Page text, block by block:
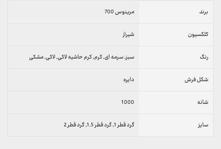
برند مرینوس 700
کلکسیون شیراز
رنگ سبز, سرمه ای, کرم, کرم حاشیه لاکی, لاکی, مشکی
شکل فرش دایره
شانه 1000
سایز گرد قطر 1, گرد قطر 1.5, گرد قطر 2